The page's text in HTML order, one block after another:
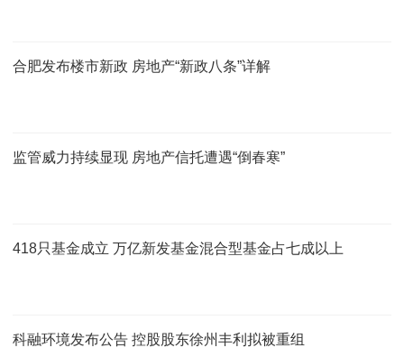
合肥发布楼市新政 房地产“新政八条”详解
监管威力持续显现 房地产信托遭遇“倒春寒”
418只基金成立 万亿新发基金混合型基金占七成以上
科融环境发布公告 控股股东徐州丰利拟被重组